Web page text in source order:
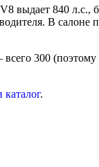
выдает 840 л.с.,
В салоне
300
каталог.